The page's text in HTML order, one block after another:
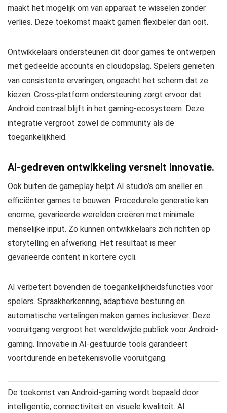
maakt het mogelijk om van apparaat te wisselen zonder
verlies. Deze toekomst maakt gamen flexibeler dan ooit.
Ontwikkelaars ondersteunen dit door games te ontwerpen
met gedeelde accounts en cloudopslag. Spelers genieten
van consistente ervaringen, ongeacht het scherm dat ze
kiezen. Cross-platform ondersteuning zorgt ervoor dat
Android centraal blijft in het gaming-ecosysteem. Deze
integratie vergroot zowel de community als de
toegankelijkheid.
AI-gedreven ontwikkeling versnelt innovatie.
Ook buiten de gameplay helpt AI studio’s om sneller en
efficiënter games te bouwen. Procedurele generatie kan
enorme, gevarieerde werelden creëren met minimale
menselijke input. Zo kunnen ontwikkelaars zich richten op
storytelling en afwerking. Het resultaat is meer
gevarieerde content in kortere cycli.
AI verbetert bovendien de toegankelijkheidsfuncties voor
spelers. Spraakherkenning, adaptieve besturing en
automatische vertalingen maken games inclusiever. Deze
vooruitgang vergroot het wereldwijde publiek voor Android-
gaming. Innovatie in AI-gestuurde tools garandeert
voortdurende en betekenisvolle vooruitgang.
De toekomst van Android-gaming wordt bepaald door
intelligentie, connectiviteit en visuele kwaliteit. AI